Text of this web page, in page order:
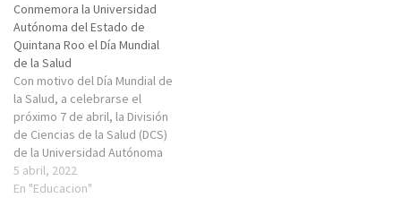
Conmemora la Universidad
Autónoma del Estado de
Quintana Roo el Día Mundial
de la Salud
Con motivo del Día Mundial de
la Salud, a celebrarse el
próximo 7 de abril, la División
de Ciencias de la Salud (DCS)
de la Universidad Autónoma
del Estado de Quintana Roo,
realizó un evento que contó
5 abril, 2022
En "Educacion"